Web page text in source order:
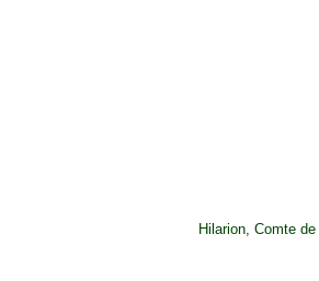
Hilarion, Comte